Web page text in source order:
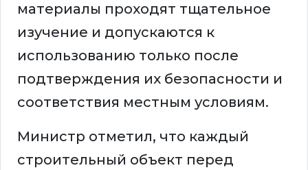
материалы проходят тщательное
изучение и допускаются к
использованию только после
подтверждения их безопасности и
соответствия местным условиям.
Министр отметил, что каждый
строительный объект перед